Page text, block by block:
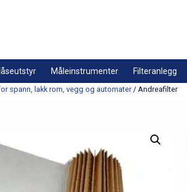
Måleinstrumenter Filteranlegg
spann, lakk rom, vegg og automater/ Andreafilter